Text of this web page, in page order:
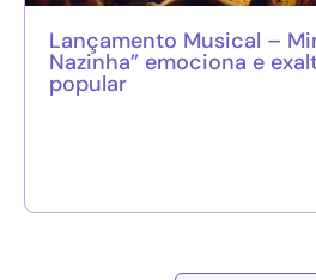
Lançamento Musical –
Nazinha” emociona e
popular